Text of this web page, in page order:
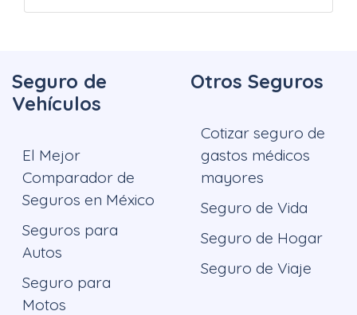
Seguro de
Vehículos
El Mejor
Comparador de
Seguros en México
Seguros para
Autos
Seguro para
Motos
Otros Seguros
Cotizar seguro de
gastos médicos
mayores
Seguro de Vida
Seguro de Hogar
Seguro de Viaje